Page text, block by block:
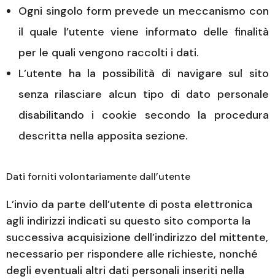
Ogni singolo form prevede un meccanismo con
il quale l’utente viene informato delle finalità
per le quali vengono raccolti i dati.
L’utente ha la possibilità di navigare sul sito
senza rilasciare alcun tipo di dato personale
disabilitando i cookie secondo la procedura
descritta nella apposita sezione.
Dati forniti volontariamente dall’utente
L’invio da parte dell’utente di posta elettronica
agli indirizzi indicati su questo sito comporta la
successiva acquisizione dell’indirizzo del mittente,
necessario per rispondere alle richieste, nonché
degli eventuali altri dati personali inseriti nella